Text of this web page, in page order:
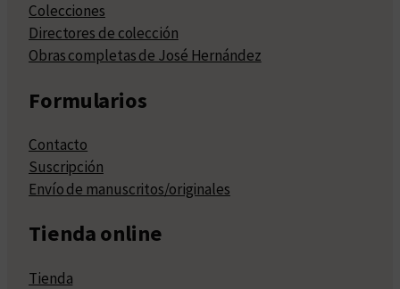
Colecciones
Directores de colección
Obras completas de José Hernández
Formularios
Contacto
Suscripción
Envío de manuscritos/originales
Tienda online
Tienda